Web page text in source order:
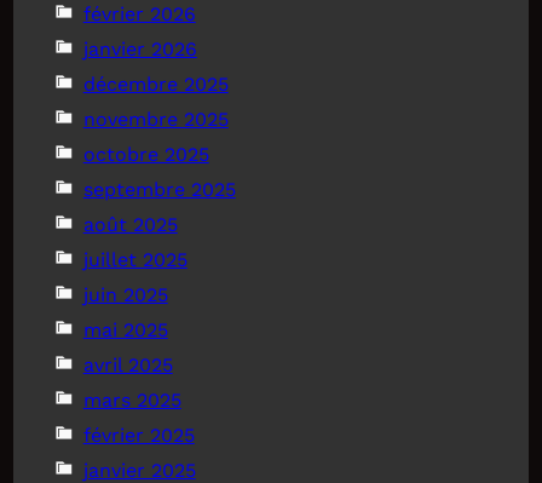
février 2026
janvier 2026
décembre 2025
novembre 2025
octobre 2025
septembre 2025
août 2025
juillet 2025
juin 2025
mai 2025
avril 2025
mars 2025
février 2025
janvier 2025